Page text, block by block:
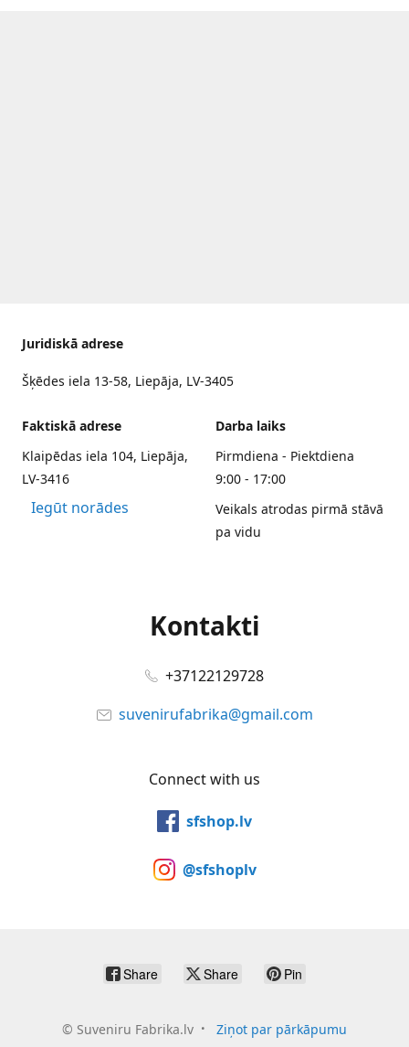
Juridiskā adrese
Šķēdes iela 13-58, Liepāja, LV-3405
Faktiskā adrese
Klaipēdas iela 104, Liepāja,
LV-3416
Iegūt norādes
Darba laiks
Pirmdiena - Piektdiena
9:00 - 17:00
Veikals atrodas pirmā stāvā
pa vidu
Kontakti
+37122129728
suvenirufabrika@gmail.com
Connect with us
sfshop.lv
@sfshoplv
Share Share Pin
© Suveniru Fabrika.lv Ziņot par pārkāpumu